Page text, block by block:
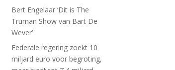
Bert Engelaar ‘Dit is The
Truman Show van Bart De
Wever’
Federale regering zoekt 10
miljard euro voor begroting,